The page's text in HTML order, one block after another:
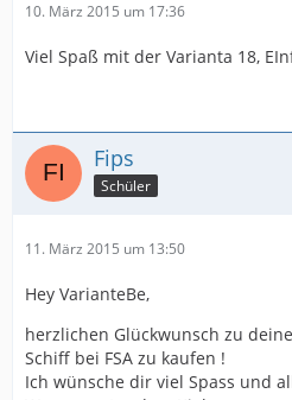
10. März 2015 um 17:36
Viel Spaß mit der Varianta 18,
Fips
Schüler
11. März 2015 um 13:50
Hey VarianteBe,
herzlichen Glückwunsch zu
Schiff bei FSA zu kaufen !
Ich wünsche dir viel Spass und